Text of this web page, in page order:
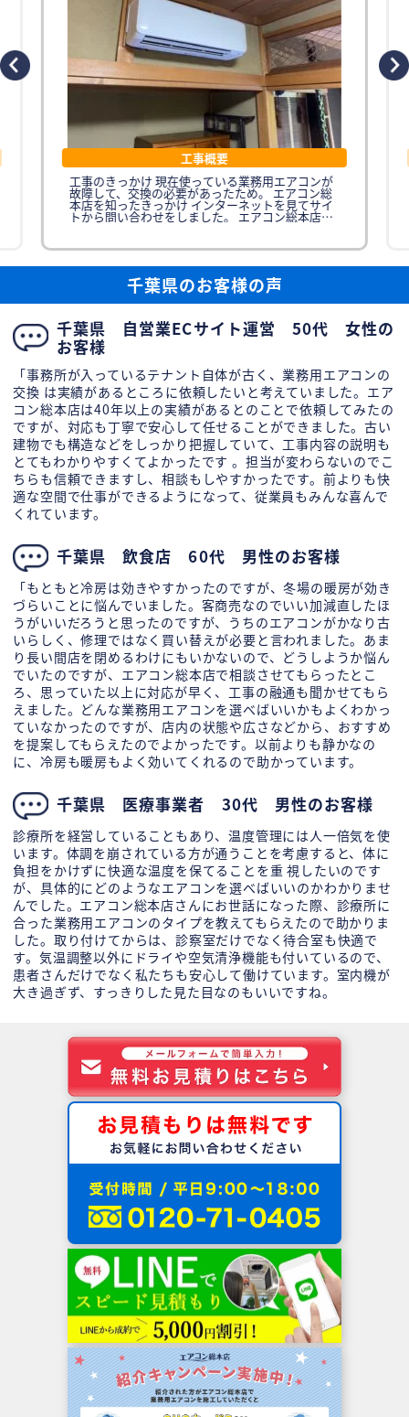
工事概要
工事のきっかけ 現在使っている業務用エアコンが
故障して、交換の必要があったため。 エアコン総
本店を知ったきっかけ インターネットを見てサイ
トから問い合わせをしました。 エアコン総本店に
依頼を決めた理由 訪問しな
千葉県のお客様の声
千葉県 自営業ECサイト運営 50代 女性の
お客様
「事務所が入っているテナント自体が古く、業務用エアコンの
交換 は実績があるところに依頼したいと考えていました。エア
コン総本店は40年以上の実績があるとのことで依頼してみたの
ですが、対応も丁寧で安心して任せることができました。古い
建物でも構造などをしっかり把握していて、工事内容の説明も
とてもわかりやすくてよかったです 。担当が変わらないのでこ
ちらも信頼できますし、相談もしやすかったです。前よりも快
適な空間で仕事ができるようになって、従業員もみんな喜んで
くれています。
千葉県 飲食店 60代 男性のお客様
「もともと冷房は効きやすかったのですが、冬場の暖房が効き
づらいことに悩んでいました。客商売なのでいい加減直したほ
うがいいだろうと思ったのですが、うちのエアコンがかなり古
いらしく、修理ではなく買い替えが必要と言われました。あま
り長い間店を閉めるわけにもいかないので、どうしようか悩ん
でいたのですが、エアコン総本店で相談させてもらったとこ
ろ、思っていた以上に対応が早く、工事の融通も聞かせてもら
えました。どんな業務用エアコンを選べばいいかもよくわかっ
ていなかったのですが、店内の状態や広さなどから、おすすめ
を提案してもらえたのでよかったです。以前よりも静かなの
に、冷房も暖房もよく効いてくれるので助かっています。
千葉県 医療事業者 30代 男性のお客様
診療所を経営していることもあり、温度管理には人一倍気を使
います。体調を崩されている方が通うことを考慮すると、体に
負担をかけずに快適な温度を保てることを重 視したいのです
が、具体的にどのようなエアコンを選べばいいのかわかりませ
んでした。エアコン総本店さんにお世話になった際、診療所に
合った業務用エアコンのタイプを教えてもらえたので助かりま
した。取り付けてからは、診察室だけでなく待合室も快適で
す。気温調整以外にドライや空気清浄機能も付いているので、
患者さんだけでなく私たちも安心して働けています。室内機が
大き過ぎず、すっきりした見た目なのもいいですね。